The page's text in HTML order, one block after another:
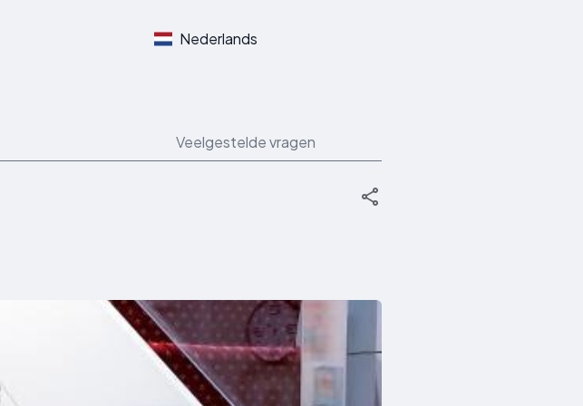
Nederlands
Veelgestelde vragen